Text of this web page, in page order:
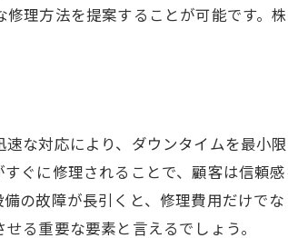
術
の効果
視覚的チェックポイント
を未然に防ぐ秘訣
リング技術
理方法を提案することが可能です。
な対応により、ダウンタイムを最小
ぐに修理されることで、顧客は信頼
の故障が長引くと、修理費用だけで
る重要な要素と言えるでしょう。